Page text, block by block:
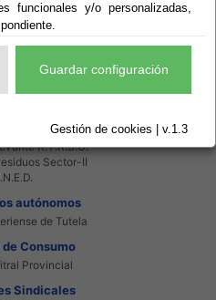
funcionales y/o personalizadas,
Guardar configuración
Gestión de cookies | v.1.3
del Catastro
Tributaria
Concejal
Poniente
Levante
R.T.R.S.U.
Sector-II
autónomos
de Tutela
Consumo
Provincial
Sindicales